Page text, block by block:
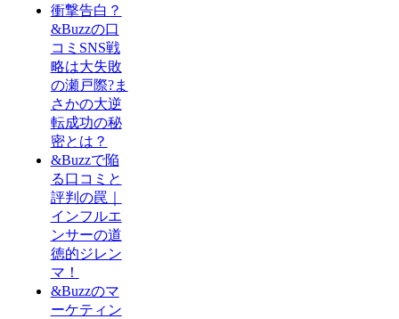
衝撃告白？
&Buzzの口
コミSNS戦
略は大失敗
の瀬戸際?ま
さかの大逆
転成功の秘
密とは？
&Buzzで陥
る口コミと
評判の罠｜
インフルエ
ンサーの道
徳的ジレン
マ！
&Buzzのマ
ーケティン